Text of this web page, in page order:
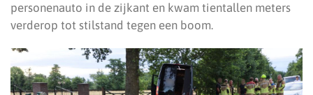
personenauto in de zijkant en kwam tientallen meters
verderop tot stilstand tegen een boom.